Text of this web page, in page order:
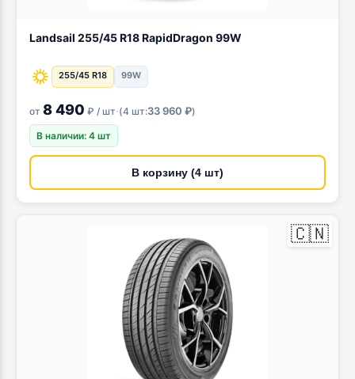
Landsail 255/45 R18 RapidDragon 99W
255/45 R18 99W
от 8 490 ₽ / шт·(4 шт:33 960 ₽)
В наличии: 4 шт
В корзину (4 шт)
🇨🇳